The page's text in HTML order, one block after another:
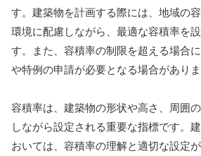
す。建築物を計画する際には、地域の
環境に配慮しながら、最適な容積率を
す。また、容積率の制限を超える場合
や特例の申請が必要となる場合がありま
容積率は、建築物の形状や高さ、周囲
しながら設定される重要な指標です。
おいては、容積率の理解と適切な設定が